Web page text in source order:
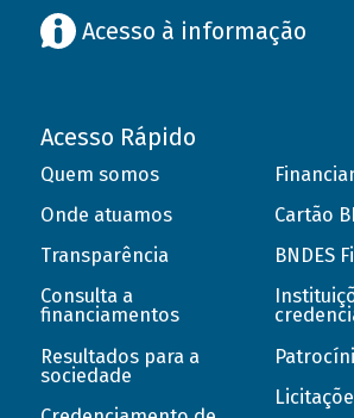
Acesso à informação
Acesso Rápido
Quem somos
Onde atuamos
Transparência
Consulta a
financiamentos
Resultados para a
sociedade
Cartão
BNDES